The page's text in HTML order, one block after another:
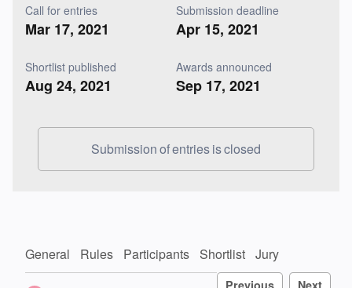
Call for entries
Mar 17, 2021
Submission deadline
Apr 15, 2021
Shortlist published
Aug 24, 2021
Awards announced
Sep 17, 2021
Submission of entries is closed
General Rules Participants Shortlist Jury
Previous Next